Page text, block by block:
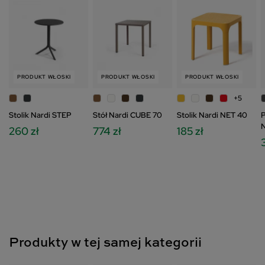
PRODUKT WŁOSKI
Stolik Nardi STEP
260 zł
PRODUKT WŁOSKI
Stół Nardi CUBE 70
774 zł
PRODUKT WŁOSKI
+5
Stolik Nardi NET 40
185 zł
Produkty w tej samej kategorii